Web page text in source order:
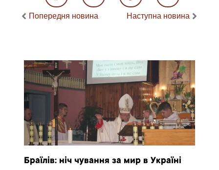
Попередня новина Наступна новина
Браїлів: ніч чування за мир в Україні